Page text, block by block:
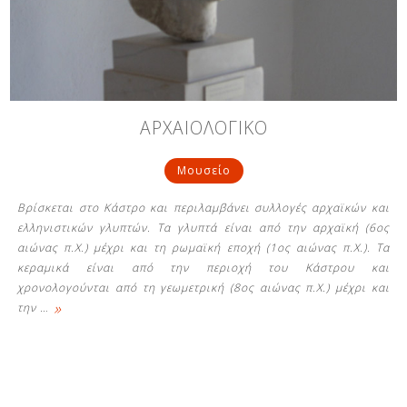
Δείτε μας:
Δείτε μας:
Δείτε μας:
Δείτε μας:
Δείτε μας:
Δείτε μας:
Δείτε μας:
ΑΡΧΑΙΟΛΟΓΙΚΟ
Μουσείο
Βρίσκεται στο Κάστρο και περιλαμβάνει συλλογές αρχαϊκών και
ελληνιστικών γλυπτών. Τα γλυπτά είναι από την αρχαϊκή (6ος
αιώνας π.Χ.) μέχρι και τη ρωμαϊκή εποχή (1ος αιώνας π.Χ.). Τα
κεραμικά είναι από την περιοχή του Κάστρου και
χρονολογούνται από τη γεωμετρική (8ος αιώνας π.Χ.) μέχρι και
την … »